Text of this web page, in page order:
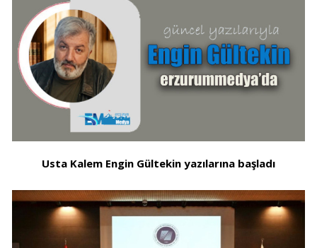
Usta Kalem Engin Gültekin yazılarına başladı